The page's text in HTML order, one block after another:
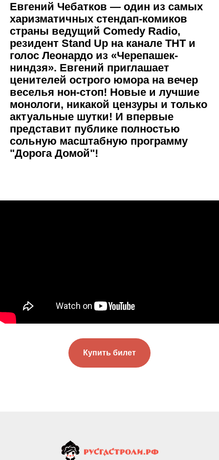
Евгений Чебатков — один из самых
харизматичных стендап-комиков
страны ведущий Comedy Radio,
резидент Stand Up на канале ТНТ и
голос Леонардо из «Черепашек-
ниндзя». Евгений приглашает
ценителей острого юмора на вечер
веселья нон-стоп! Новые и лучшие
монологи, никакой цензуры и только
актуальные шутки! И впервые
представит публике полностью
сольную масштабную программу
"Дорога Домой"!
Купить билет